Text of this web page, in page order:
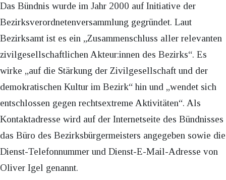
Das Bündnis wurde im Jahr 2000 auf Initiative der
Bezirksverordnetenversammlung gegründet. Laut
Bezirksamt ist es ein „Zusammenschluss aller relevanten
zivilgesellschaftlichen Akteur:innen des Bezirks“. Es
wirke „auf die Stärkung der Zivilgesellschaft und der
demokratischen Kultur im Bezirk“ hin und „wendet sich
entschlossen gegen rechtsextreme Aktivitäten“. Als
Kontaktadresse wird auf der Internetseite des Bündnisses
das Büro des Bezirksbürgermeisters angegeben sowie die
Dienst-Telefonnummer und Dienst-E-Mail-Adresse von
Oliver Igel genannt.